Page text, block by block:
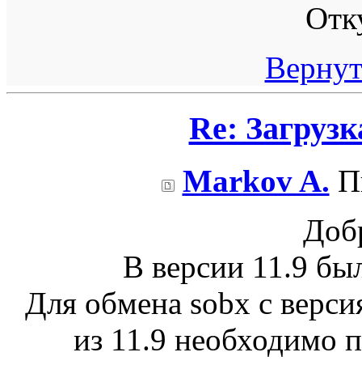
Re:
Markov A.
В версии 11.9
Для обмена sobx с
из 11.9 необходимо